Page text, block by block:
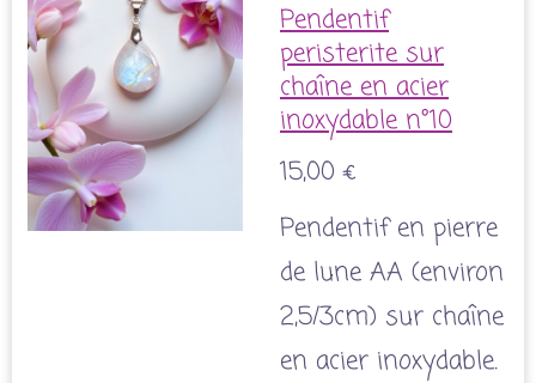
Pendentif
peristerite sur
chaîne en acier
inoxydable n°10
15,00 €
Pendentif en pierre
de lune AA (environ
2,5/3cm) sur chaîne
en acier inoxydable.